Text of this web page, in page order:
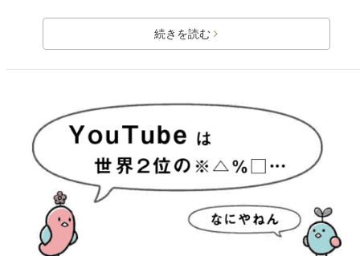
続きを読む